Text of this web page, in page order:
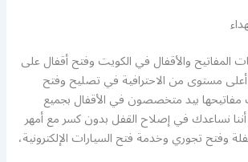
المفاتيح والأقفال في الكويت وفتح أقفال على
أعلى مستوى من الاحترافية في تصليح وفتح
بيد متخصصون في الأقفال بجميع
أننا نساعدك في إصلاح القفل بدون كسر مع أمهر
وفتح تجوري وخدمة فتح السيارات الإلكترونية،